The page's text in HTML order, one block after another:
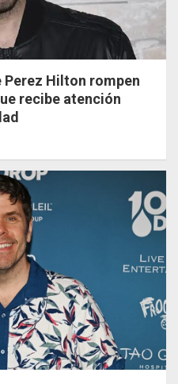
Perez Hilton rompen
recibe atención